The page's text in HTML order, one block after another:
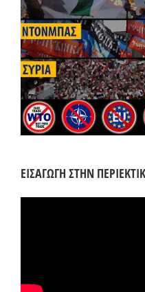
ΕΙΣΑΓΩΓΗ ΣΤΗΝ